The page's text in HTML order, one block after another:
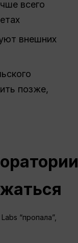
всего
внешних
позже,
“пропала”,